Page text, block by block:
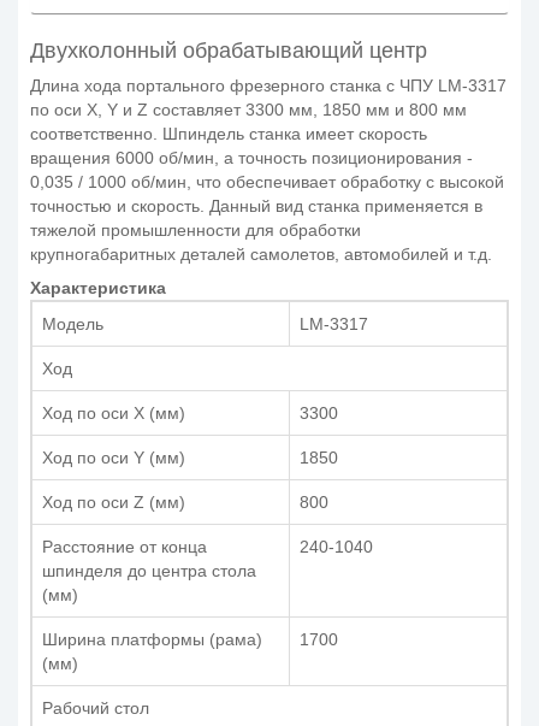
Двухколонный обрабатывающий центр
Длина хода портального фрезерного станка с ЧПУ LM-3317
по оси X, Y и Z составляет 3300 мм, 1850 мм и 800 мм
соответственно. Шпиндель станка имеет скорость
вращения 6000 об/мин, а точность позиционирования -
0,035 / 1000 об/мин, что обеспечивает обработку с высокой
точностью и скорость. Данный вид станка применяется в
тяжелой промышленности для обработки
крупногабаритных деталей самолетов, автомобилей и т.д.
Характеристика
Модель
LM-3317
Ход
Ход по оси X (мм) 3300
Ход по оси Y (мм) 1850
Ход по оси Z (мм) 800
Расстояние от конца
шпинделя до центра стола
(мм)
240-1040
Ширина платформы (рама)
(мм)
1700
Рабочий стол